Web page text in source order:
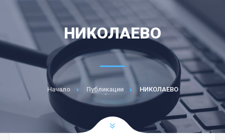
НИКОЛАЕВО
Начало Публикации НИКОЛАЕВО